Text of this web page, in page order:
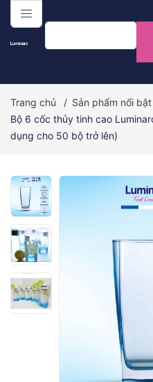
menu
Trang chủ / Sản phẩm nổi bật
Bộ 6 cốc thủy tinh cao
dụng cho 50 bộ trở lên)